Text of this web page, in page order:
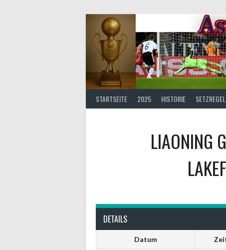
STARTSEITE 2025 HISTORIE
LIAONING
DETAILS
Datum